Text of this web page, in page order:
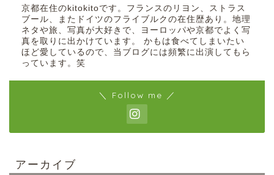
京都在住のkitokitoです。フランスのリヨン、ストラス
ブール、またドイツのフライブルクの在住歴あり。地理
ネタや旅、写真が大好きで、ヨーロッパや京都でよく写
真を取りに出かけています。 かもは食べてしまいたい
ほど愛しているので、当ブログには頻繁に出演してもら
っています。笑
＼ Follow me ／
アーカイブ